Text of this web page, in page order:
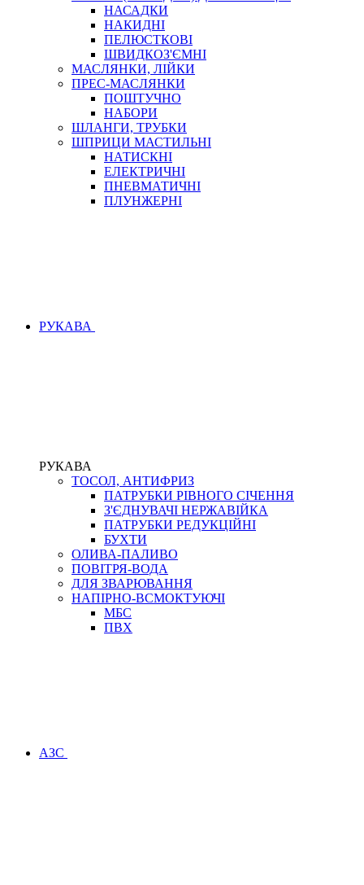
НАСАДКИ
НАКИДНІ
ПЕЛЮСТКОВІ
ШВИДКОЗ'ЄМНІ
МАСЛЯНКИ, ЛІЙКИ
ПРЕС-МАСЛЯНКИ
ПОШТУЧНО
НАБОРИ
ШЛАНГИ, ТРУБКИ
ШПРИЦИ МАСТИЛЬНІ
НАТИСКНІ
ЕЛЕКТРИЧНІ
ПНЕВМАТИЧНІ
ПЛУНЖЕРНІ
РУКАВА
РУКАВА
ТОСОЛ, АНТИФРИЗ
ПАТРУБКИ РІВНОГО СІЧЕННЯ
З'ЄДНУВАЧІ НЕРЖАВІЙКА
ПАТРУБКИ РЕДУКЦІЙНІ
БУХТИ
ОЛИВА-ПАЛИВО
ПОВІТРЯ-ВОДА
ДЛЯ ЗВАРЮВАННЯ
НАПІРНО-ВСМОКТУЮЧІ
МБС
ПВХ
АЗС